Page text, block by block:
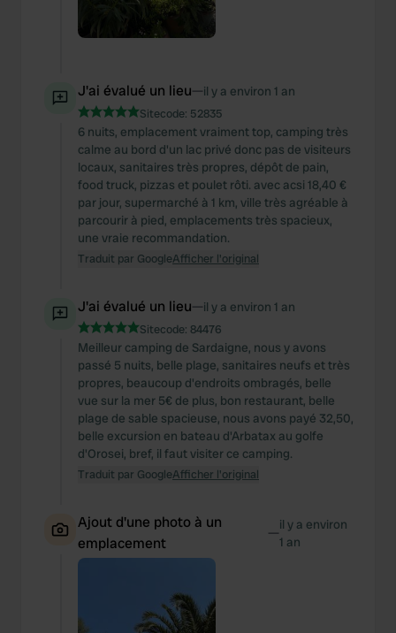
J'ai évalué un lieu—il y a environ 1 an
Sitecode: 52835
6 nuits, emplacement vraiment top, camping très
calme au bord d'un lac privé donc pas de visiteurs
locaux, sanitaires très propres, dépôt de pain,
food truck, pizzas et poulet rôti. avec acsi 18,40 €
par jour, supermarché à 1 km, ville très agréable à
parcourir à pied, emplacements très spacieux,
une vraie recommandation.
Traduit par GoogleAfficher l'original
J'ai évalué un lieu—il y a environ 1 an
Sitecode: 84476
Meilleur camping de Sardaigne, nous y avons
passé 5 nuits, belle plage, sanitaires neufs et très
propres, beaucoup d'endroits ombragés, belle
vue sur la mer 5€ de plus, bon restaurant, belle
plage de sable spacieuse, nous avons payé 32,50,
belle excursion en bateau d'Arbatax au golfe
d'Orosei, bref, il faut visiter ce camping.
Traduit par GoogleAfficher l'original
Ajout d'une photo à un
emplacement
—il y a environ
1 an